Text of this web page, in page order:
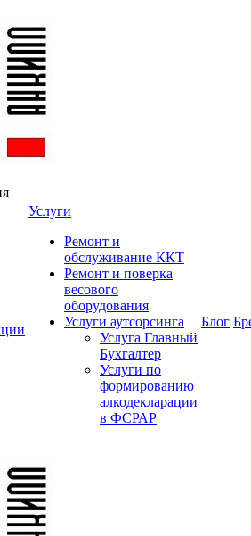
Услуги
Ремонт и
обслуживание ККТ
Ремонт и поверка
весового
оборудования
Услуги аутсорсинга
Услуга Главный
Бухгалтер
Услуги по
формированию
алкодекларации
в ФСРАР
Блог